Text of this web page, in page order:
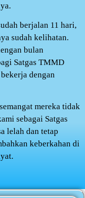
berjalan 11 hari,
sudah kelihatan.
bulan
Satgas TMMD
dengan
mereka tidak
sebagai Satgas
lelah dan tetap
keberkahan di